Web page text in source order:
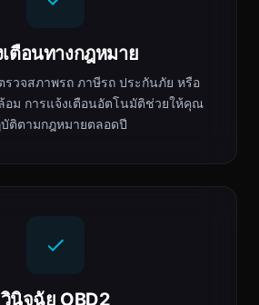
เตือนทางกฎหมาย
วจสภาพรถ ภาษีรถ ประกันภัย หรือ
อม การแจ้งเตือนอัตโนมัติช่วยให้คุณ
ติตามกฎหมายตลอดปี
วินิจฉัย OBD2